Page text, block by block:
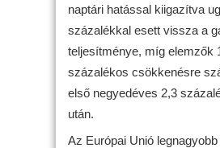
naptári hatással kiigazítva
százalékkal esett vissza a
teljesítménye, míg elemzők
százalékos csökkenésre
első negyedéves 2,3
után.
Az Európai Unió legnagyobb